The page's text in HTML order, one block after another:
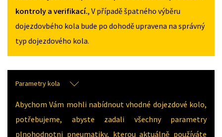
kontroly a verifikací., V případě špatného výběru
dojezdovbého kola bude po dohodě upravena na správný
typ dojezdového kola.
Parametry kola
Abychom Vám mohli nabídnout vhodné dojezdové kolo,
potřebujeme, abyste zadali všechny parametry
plnohodnotni pneumatiky, kterou aktuálně používáte